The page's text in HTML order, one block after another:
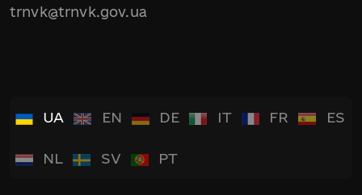
trnvk@trnvk.gov.ua
UA EN DE IT FR ES
NL SV PT